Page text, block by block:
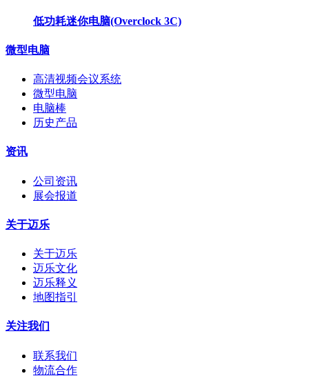
低功耗迷你电脑(Overclock 3C)
微型电脑
高清视频会议系统
微型电脑
电脑棒
历史产品
资讯
公司资讯
展会报道
关于迈乐
关于迈乐
迈乐文化
迈乐释义
地图指引
关注我们
联系我们
物流合作